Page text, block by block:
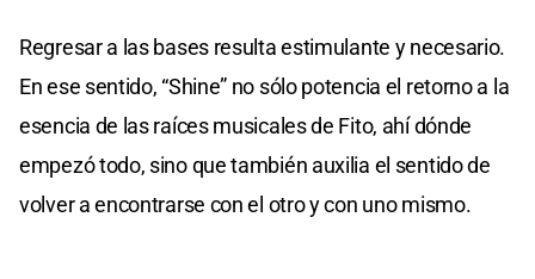
Regresar a las bases resulta estimulante y necesario.
En ese sentido, “Shine” no sólo potencia el retorno a la
esencia de las raíces musicales de Fito, ahí dónde
empezó todo, sino que también auxilia el sentido de
volver a encontrarse con el otro y con uno mismo.